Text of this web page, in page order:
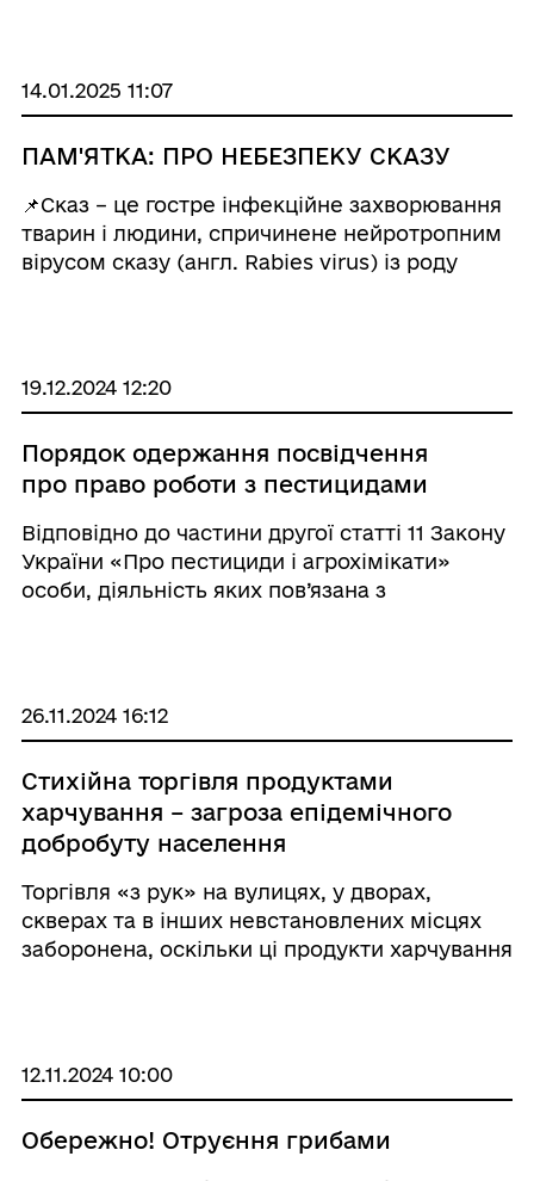
14.01.2025 11:07
ПАМ'ЯТКА: ПРО НЕБЕЗПЕКУ СКАЗУ
📌Сказ – це гостре інфекційне захворювання
тварин і людини, спричинене нейротропним
вірусом сказу (англ. Rabies virus) із роду
системи. У разі ...
19.12.2024 12:20
Порядок одержання посвідчення
про право роботи з пестицидами
Відповідно до частини другої статті 11 Закону
України «Про пестициди і агрохімікати»
особи, діяльність яких пов’язана з
26.11.2024 16:12
Стихійна торгівля продуктами
харчування – загроза епідемічного
добробуту населення
Торгівля «з рук» на вулицях, у дворах,
скверах та в інших невстановлених місцях
заборонена, оскільки ці продукти харчування
людини, в умов ...
12.11.2024 10:00
Обережно! Отруєння грибами